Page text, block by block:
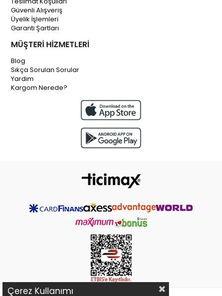
Güvenli Alışveriş
Üyelik İşlemleri
Garanti Şartları
MÜŞTERİ HİZMETLERİ
Blog
Sıkça Sorulan Sorular
Yardım
Kargom Nerede?
Çerez Kullanımı